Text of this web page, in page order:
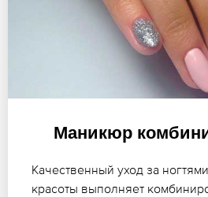
Маникюр
Качественный уход за
красоты выполняет